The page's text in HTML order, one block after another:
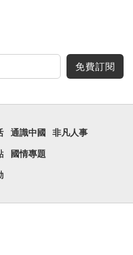
免費訂閱
通識中國 非凡人事
國情專題